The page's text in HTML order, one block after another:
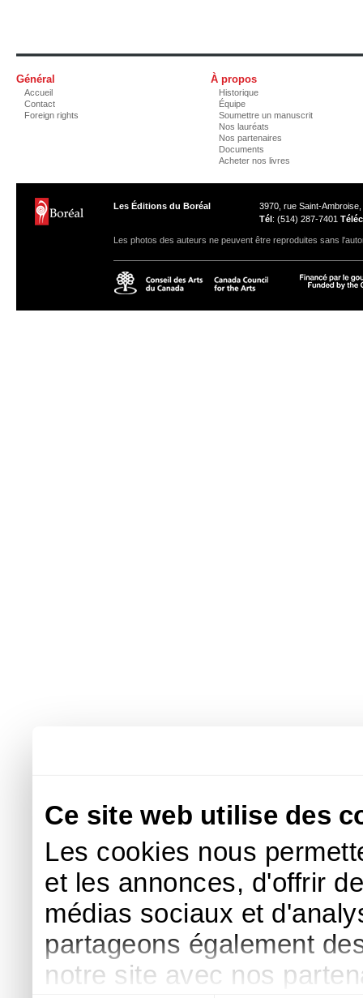
Ce site web utilise des
Les cookies nous
et les annonces, d'offrir
médias sociaux et
partageons également
notre site avec nos
Général
Accueil
Contact
Foreign rights
À propos
Historique
Équipe
Soumettre un manuscrit
Nos lauréats
Nos partenaires
Documents
Acheter nos livres
Les Éditions du Boréal
3970, rue Saint-
Tél: (514) 287-7401 Téléc
Les photos des auteurs ne peuvent être reproduites sans